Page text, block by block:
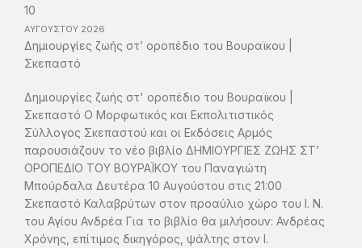
10
ΑΥΓΟΥΣΤΟΥ 2026
Δημιουργίες ζωής στ’ οροπέδιο του Βουραϊκου |
Σκεπαστό
Δημιουργίες ζωής στ' οροπέδιο του Βουραϊκου |
Σκεπαστό Ο Μορφωτικός και Εκπολιτιστικός
Σύλλογος Σκεπαστού και οι Εκδόσεις Αρμός
παρουσιάζουν το νέο βιβλίο ΔΗΜΙΟΥΡΓΙΕΣ ΖΩΗΣ ΣΤ’
ΟΡΟΠΕΔΙΟ ΤΟΥ ΒΟΥΡΑΪΚΟΥ του Παναγιώτη
Μπούρδαλα Δευτέρα 10 Αυγούστου στις 21:00
Σκεπαστό Καλαβρύτων στον προαύλιο χώρο του Ι. Ν.
του Αγίου Ανδρέα Για το βιβλίο θα μιλήσουν: Ανδρέας
Χρόνης, επίτιμος δικηγόρος, ψάλτης στον Ι.